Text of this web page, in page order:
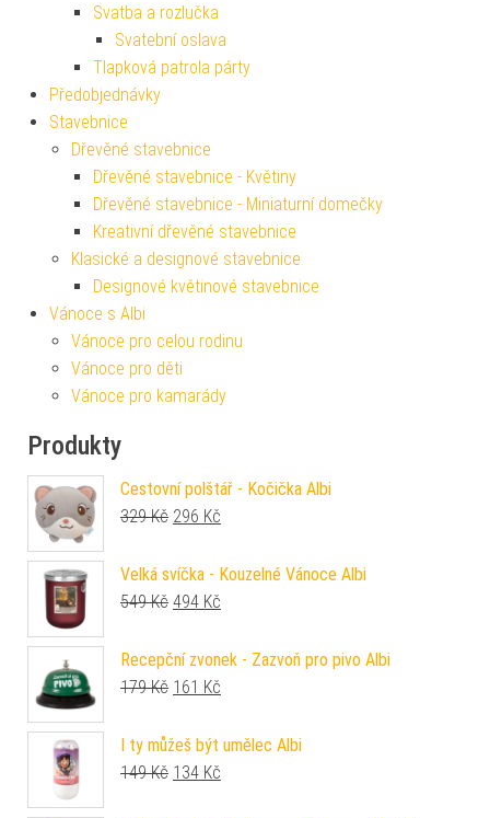
Svatba a rozlučka
Svatební oslava
Tlapková patrola párty
Předobjednávky
Stavebnice
Dřevěné stavebnice
Dřevěné stavebnice - Květiny
Dřevěné stavebnice - Miniaturní domečky
Kreativní dřevěné stavebnice
Klasické a designové stavebnice
Designové květinové stavebnice
Vánoce s Albi
Vánoce pro celou rodinu
Vánoce pro děti
Vánoce pro kamarády
Produkty
Cestovní polštář - Kočička Albi
329Kč Původní cena byla: 329 Kč.
296 Kč
Velká svíčka - Kouzelné Vánoce Albi
549Kč Původní cena byla: 549 Kč.
494 Kč
Recepční zvonek - Zazvoň pro pivo Albi
179Kč Původní cena byla: 179 Kč.
161 Kč
I ty můžeš být umělec Albi
149Kč Původní cena byla: 149 Kč.
134 Kč